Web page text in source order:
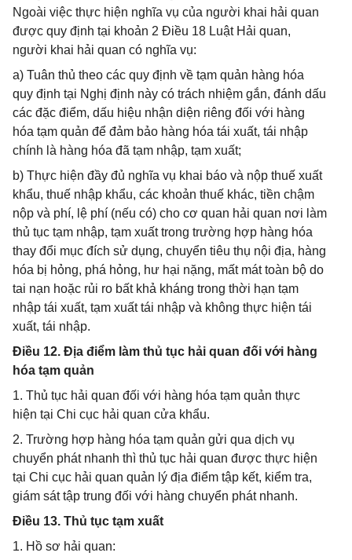
Ngoài việc thực hiện nghĩa vụ của người khai hải quan
được quy định tại khoản 2 Điều 18 Luật Hải quan,
người khai hải quan có nghĩa vụ:
a) Tuân thủ theo các quy định về tạm quản hàng hóa
quy định tại Nghị định này có trách nhiệm gắn, đánh dấu
các đặc điểm, dấu hiệu nhận diện riêng đối với hàng
hóa tạm quản để đảm bảo hàng hóa tái xuất, tái nhập
chính là hàng hóa đã tạm nhập, tạm xuất;
b) Thực hiện đầy đủ nghĩa vụ khai báo và nộp thuế xuất
khẩu, thuế nhập khẩu, các khoản thuế khác, tiền chậm
nộp và phí, lệ phí (nếu có) cho cơ quan hải quan nơi làm
thủ tục tạm nhập, tạm xuất trong trường hợp hàng hóa
thay đổi mục đích sử dụng, chuyển tiêu thụ nội địa, hàng
hóa bị hỏng, phá hỏng, hư hại nặng, mất mát toàn bộ do
tai nạn hoặc rủi ro bất khả kháng trong thời hạn tạm
nhập tái xuất, tạm xuất tái nhập và không thực hiện tái
xuất, tái nhập.
Điều 12. Địa điểm làm thủ tục hải quan đối với hàng
hóa tạm quản
1. Thủ tục hải quan đối với hàng hóa tạm quản thực
hiện tại Chi cục hải quan cửa khẩu.
2. Trường hợp hàng hóa tạm quản gửi qua dịch vụ
chuyển phát nhanh thì thủ tục hải quan được thực hiện
tại Chi cục hải quan quản lý địa điểm tập kết, kiểm tra,
giám sát tập trung đối với hàng chuyển phát nhanh.
Điều 13. Thủ tục tạm xuất
1. Hồ sơ hải quan: